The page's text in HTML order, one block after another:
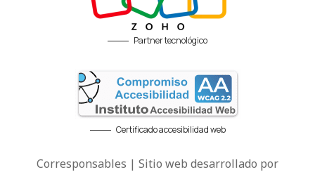
Partner tecnológico
Certificado accesibilidad web
Corresponsables | Sitio web desarrollado por